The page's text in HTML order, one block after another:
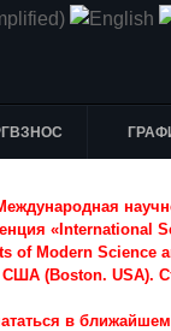
«International
of Modern Science
США (Boston. USA).
в